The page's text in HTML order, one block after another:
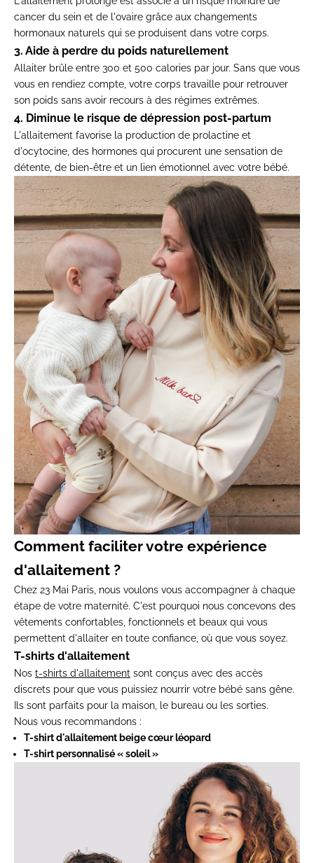
cancer du sein et de l'ovaire grâce aux changements
hormonaux naturels qui se produisent dans votre corps.
3. Aide à perdre du poids naturellement
Allaiter brûle entre 300 et 500 calories par jour. Sans que vous
vous en rendiez compte, votre corps travaille pour retrouver
son poids sans avoir recours à des régimes extrêmes.
4. Diminue le risque de dépression post-partum
L'allaitement favorise la production de prolactine et
d'ocytocine, des hormones qui procurent une sensation de
détente, de bien-être et un lien émotionnel avec votre bébé.
Comment faciliter votre expérience
d'allaitement ?
Chez 23 Mai Paris, nous voulons vous accompagner à chaque
étape de votre maternité. C'est pourquoi nous concevons des
vêtements confortables, fonctionnels et beaux qui vous
permettent d'allaiter en toute confiance, où que vous soyez.
T-shirts d'allaitement
Nos t-shirts d'allaitement sont conçus avec des accès
discrets pour que vous puissiez nourrir votre bébé sans gêne.
Ils sont parfaits pour la maison, le bureau ou les sorties.
Nous vous recommandons :
T-shirt d'allaitement beige cœur léopard
T-shirt personnalisé « soleil »